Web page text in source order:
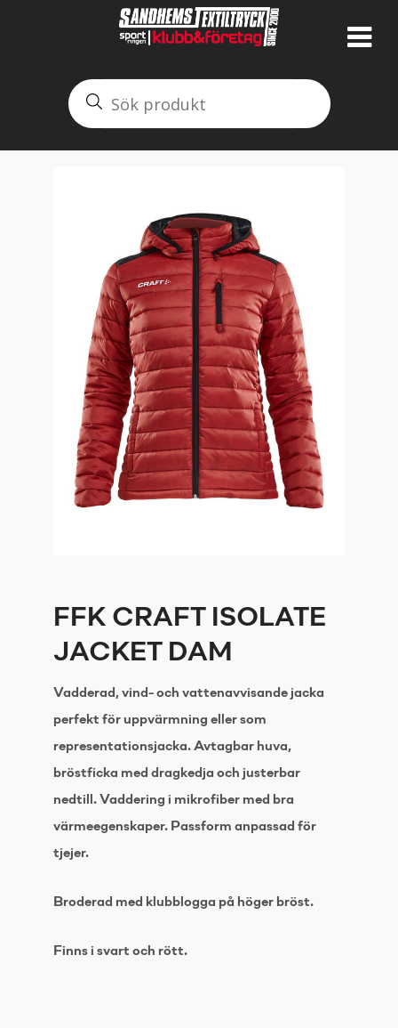
FFK CRAFT ISOLATE
JACKET DAM
Vadderad, vind- och vattenavvisande jacka
perfekt för uppvärmning eller som
representationsjacka. Avtagbar huva,
bröstficka med dragkedja och justerbar
nedtill. Vaddering i mikrofiber med bra
värmeegenskaper. Passform anpassad för
tjejer.
Broderad med klubblogga på höger bröst.
Finns i svart och rött.